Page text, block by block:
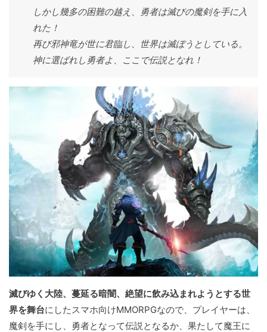
しかし幾多の困難の越え、勇者は滅びの魔剣を手に入
れた！
再び邪神竜が世に君臨し、世界は滅ぼうとしている。
神に選ばれし勇者よ、ここで伝説となれ！
滅びゆく大陸、蔓延る暗闇、絶望に飲み込まれようとする世
界を舞台にしたスマホ向けMMORPGなので、プレイヤーは、
魔剣を手にし、勇者となって伝説となるか、果たして魔王に